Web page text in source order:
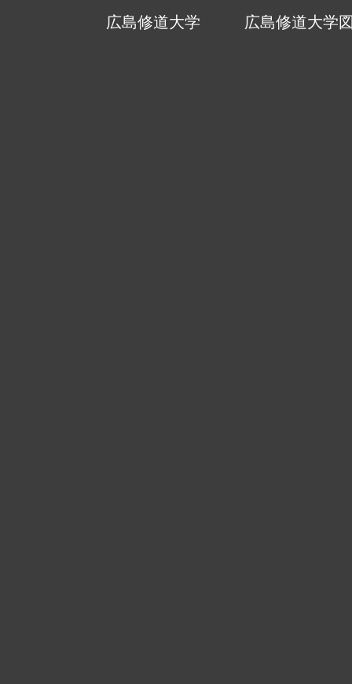
広島修道大学 広島修道大学